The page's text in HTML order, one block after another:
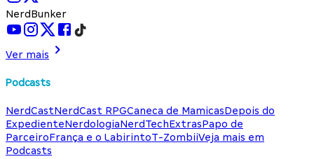
NerdBunker
Ver mais
Podcasts
NerdCastNerdCast RPGCaneca de MamicasDepois do
ExpedienteNerdologiaNerdTechExtrasPapo de
ParceiroFrança e o LabirintoT-ZombiiVeja mais em
Podcasts